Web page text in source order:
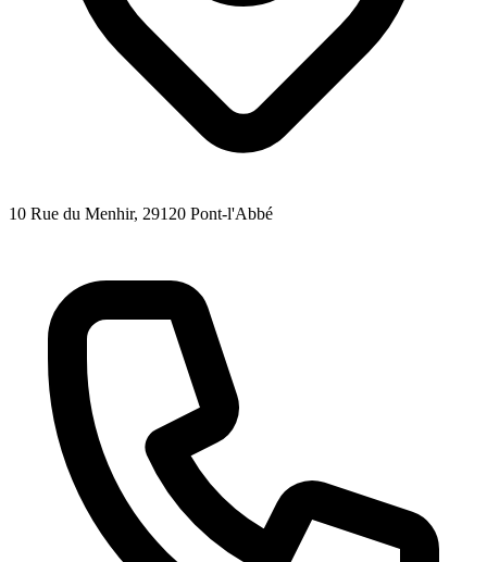
10 Rue du Menhir, 29120 Pont-l'Abbé